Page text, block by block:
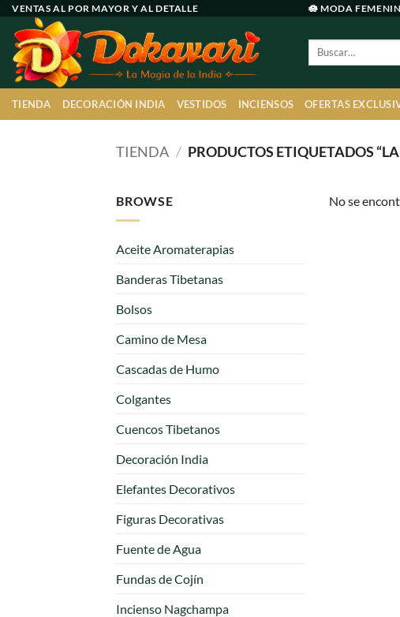
contenido
VENTAS AL POR MAYOR Y AL DETALLE 🪷 MODA
Buscar
TIENDA DECORACIÓN INDIA VESTIDOS INCIENSOS OFERTAS
TIENDA / PRODUCTOS ETIQUETADOS
BROWSE
Aceite Aromaterapias
Banderas Tibetanas
Bolsos
Camino de Mesa
Cascadas de Humo
Colgantes
Cuencos Tibetanos
Decoración India
Elefantes Decorativos
Figuras Decorativas
Fuente de Agua
Fundas de Cojín
Incienso Nagchampa
No se